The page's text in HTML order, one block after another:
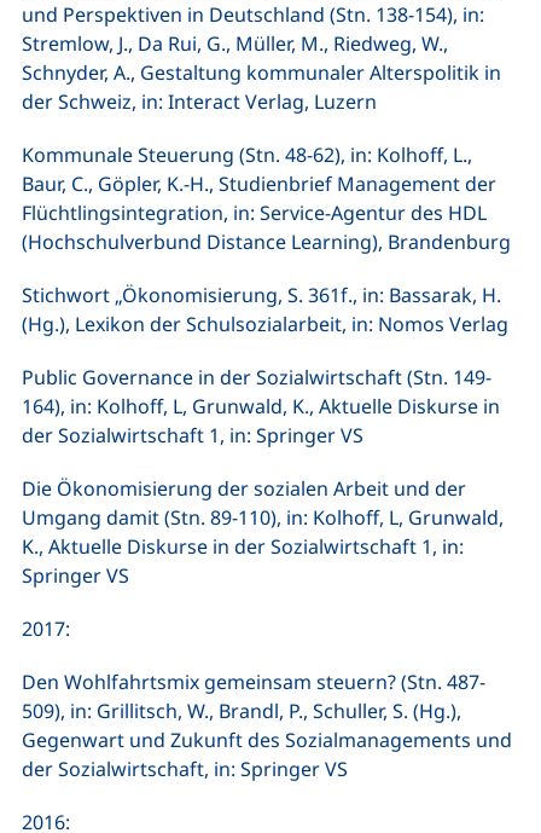
und Perspektiven in Deutschland (Stn. 138-154), in:
Stremlow, J., Da Rui, G., Müller, M., Riedweg, W.,
Schnyder, A., Gestaltung kommunaler Alterspolitik in
der Schweiz, in: Interact Verlag, Luzern
Kommunale Steuerung (Stn. 48-62), in: Kolhoff, L.,
Baur, C., Göpler, K.-H., Studienbrief Management der
Flüchtlingsintegration, in: Service-Agentur des HDL
(Hochschulverbund Distance Learning), Brandenburg
Stichwort „Ökonomisierung, S. 361f., in: Bassarak, H.
(Hg.), Lexikon der Schulsozialarbeit, in: Nomos Verlag
Public Governance in der Sozialwirtschaft (Stn. 149-
164), in: Kolhoff, L, Grunwald, K., Aktuelle Diskurse in
der Sozialwirtschaft 1, in: Springer VS
Die Ökonomisierung der sozialen Arbeit und der
Umgang damit (Stn. 89-110), in: Kolhoff, L, Grunwald,
K., Aktuelle Diskurse in der Sozialwirtschaft 1, in:
Springer VS
2017:
Den Wohlfahrtsmix gemeinsam steuern? (Stn. 487-
509), in: Grillitsch, W., Brandl, P., Schuller, S. (Hg.),
Gegenwart und Zukunft des Sozialmanagements und
der Sozialwirtschaft, in: Springer VS
2016: